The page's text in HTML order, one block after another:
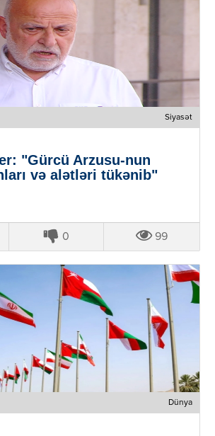
Siyasət
"Gürcü Arzusu-nun
və alətləri tükənib"
0 99
Dünya